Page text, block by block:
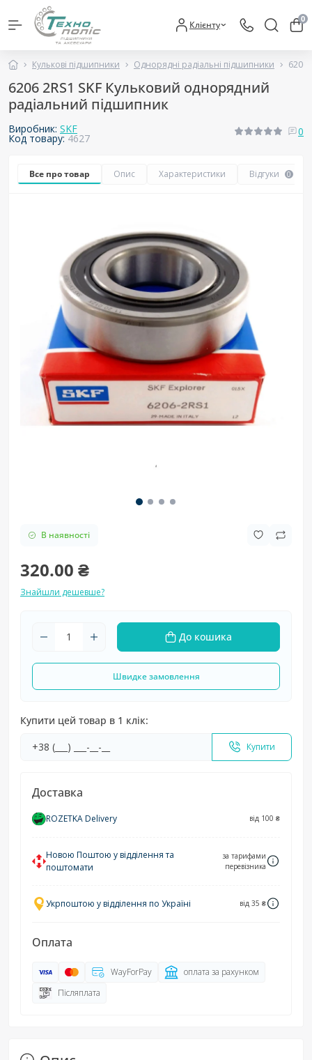
Клієнту 0
Кулькові підшипники Однорядні радіальні підшипники 6206
6206 2RS1 SKF Кульковий однорядний
радіальний підшипник
Виробник: SKF
Код товару:4627
0
Все про товар Опис Характеристики Відгуки 0
В наявності
320.00 ₴
Знайшли дешевше?
До кошика
Швидке замовлення
Купити цей товар в 1 клік:
Купити
Доставка
ROZETKA Delivery від 100 ₴
Новою Поштою у відділення та
поштомати
за тарифами
перевізника
Укрпоштою у відділення по Україні від 35 ₴
Оплата
WayForPay
оплата за рахунком
Післяплата